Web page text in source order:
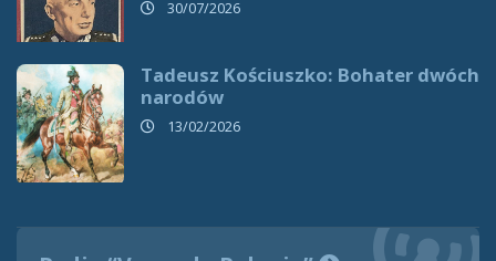
30/07/2026
Tadeusz Kościuszko: Bohater dwóch
narodów
13/02/2026